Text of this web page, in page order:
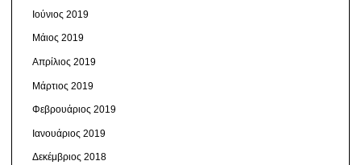
Ιούνιος 2019
Μάιος 2019
Απρίλιος 2019
Μάρτιος 2019
Φεβρουάριος 2019
Ιανουάριος 2019
Δεκέμβριος 2018